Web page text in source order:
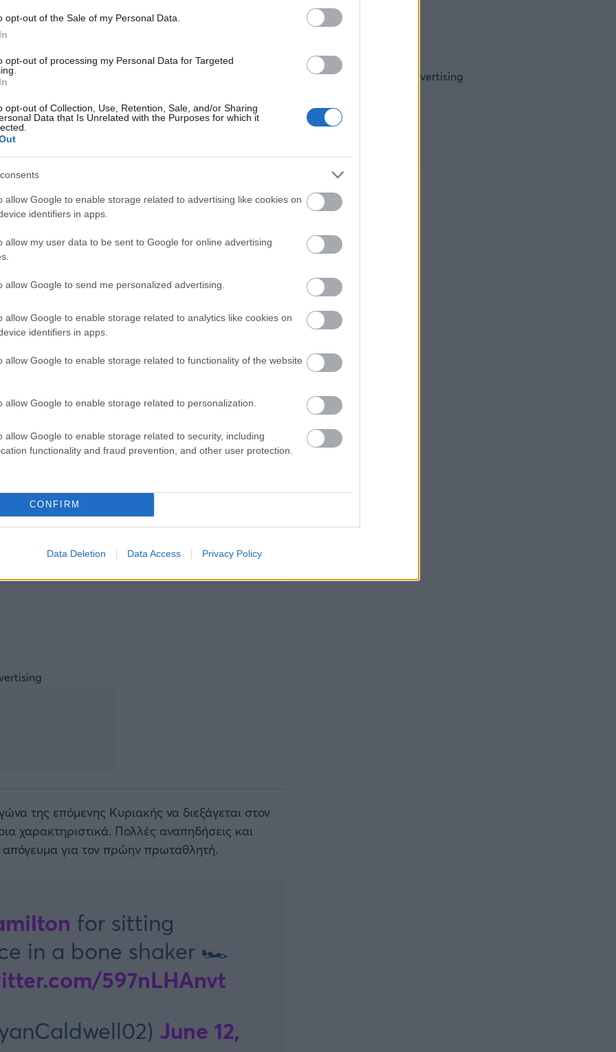
opt-out of the Sale of my Personal Data.
opt-out of processing my Personal Data for Targeted
opt-out of Collection, Use, Retention, Sale, and/or Sharing
Data that Is Unrelated with the Purposes for which it
allow Google to enable storage related to advertising like cookies on
identifiers in apps.
allow my user data to be sent to Google for online advertising
allow Google to send me personalized advertising.
allow Google to enable storage related to analytics like cookies on
identifiers in apps.
allow Google to enable storage related to functionality of the website
allow Google to enable storage related to personalization.
allow Google to enable storage related to security, including
functionality and fraud prevention, and other user protection.
CONFIRM
Data Deletion Data Access Privacy Policy
να ταλαιπωρούν τους οδηγούς.
Θάλασσας, ο επικεφαλής αγωνιστικών
δηλώσει στο Sky Sports F1 πως φοβόταν ότι ο
– ακριβώς γι’ αυτό το λόγο.
ο Αυστριακός έσπευσε να του μιλήσει
τη στιγμή οδηγείς ένα μονοθέσιο σκ@τ@. Σου
».
πολύ καλή δουλειά με τη στρατηγική. Σας
της επόμενης Κυριακής να διεξάγεται στον
χαρακτηριστικά. Πολλές αναπηδήσεις και
απόγευμα για τον πρώην πρωταθλητή.
for sitting
in a bone shaker 🏎
597nLHAnvt
June 12,